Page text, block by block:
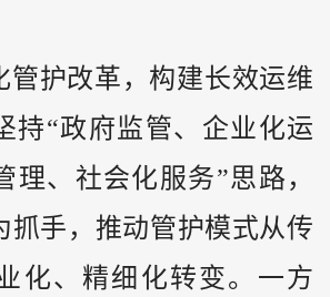
管护改革，构建长效运维
持“政府监管、企业化运
理、社会化服务”思路，
抓手，推动管护模式从传
化、精细化转变。一方